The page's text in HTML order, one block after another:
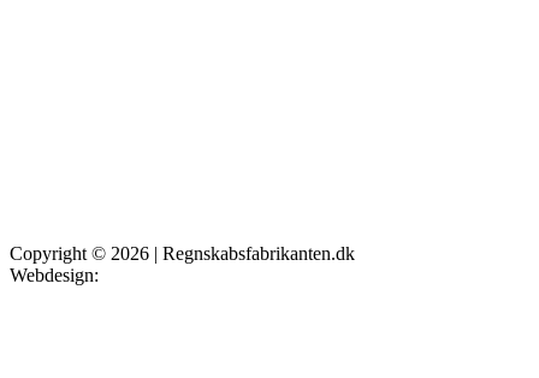
Copyright © 2026 | Regnskabsfabrikanten.dk
Webdesign: